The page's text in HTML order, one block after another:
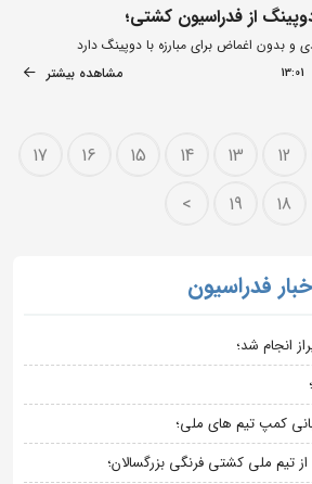
از فدراسیون کشتی؛
و بدون اغماض برای مبارزه با دوپینگ دارد
13:01 مشاهده بیشتر
12
13
14
15
16
17
18
19
>
فدراسیون
انجام شد؛
تیم ملی کشتی فرنگی بزرگسالان؛